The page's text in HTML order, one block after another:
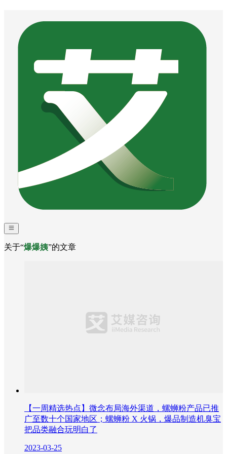
关于“爆爆姨”的文章
【一周精选热点】微念布局海外渠道，螺蛳粉产品已推
广至数十个国家地区；螺蛳粉 X 火锅，爆品制造机臭宝
把品类融合玩明白了
2023-03-25